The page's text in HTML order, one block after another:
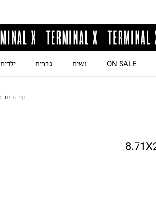
ON SALE נשים גברים ילדים
דף הבית